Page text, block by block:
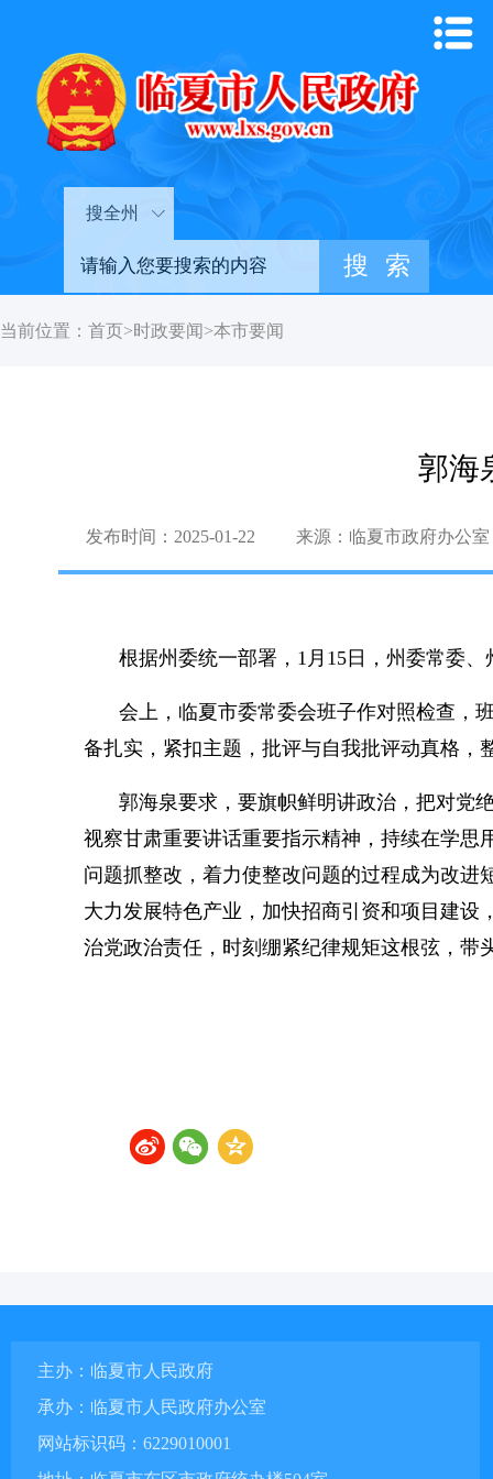
搜全州
当前位置： 首页>时政要闻 >本市要闻
郭海
发布时间：2025-01-22 来源：临夏市政府办公室
根据州委统一部署，1月15日，州委常委
会上，临夏市委常委会班子作对照检查，
备扎实，紧扣主题，批评与自我批评动真格，
郭海泉要求，要旗帜鲜明讲政治，把对党
视察甘肃重要讲话重要指示精神，持续在学思
问题抓整改，着力使整改问题的过程成为改进
大力发展特色产业，加快招商引资和项目建
治党政治责任，时刻绷紧纪律规矩这根弦，带
主办：临夏市人民政府
承办：临夏市人民政府办公室
网站标识码：6229010001